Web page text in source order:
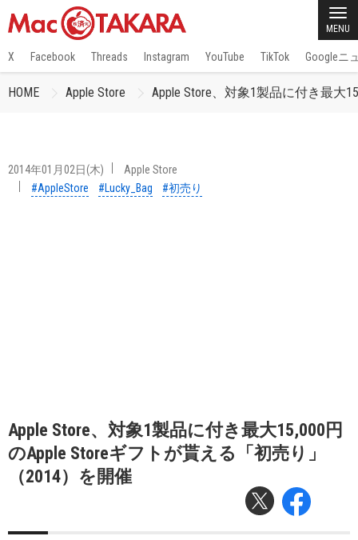
MENU
X Facebook Threads Instagram YouTube TikTok Googleニ
HOME Apple Store Apple Store、対象1製品に付き最大
2014年01月02日(木)
Apple Store
#AppleStore
#Lucky_Bag #初売り
Apple Store、対象1製品に付き最大15,000円
のApple Storeギフトが貰える「初売り」
（2014）を開催